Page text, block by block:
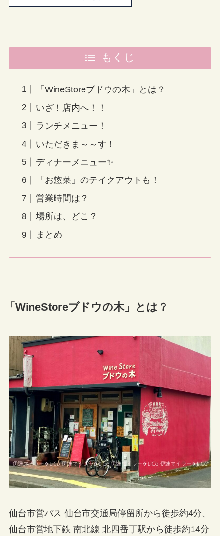
もくじ
「WineStoreブドウの木」とは？
いざ！店内へ！！
ランチメニュー！
いただきま～～す！
ディナーメニュー✨
「お惣菜」のテイクアウトも！
営業時間は？
場所は、どこ？
まとめ
「WineStoreブドウの木」とは？
仙台市営バス 仙台市交通局停留所から徒歩約4分、
仙台市営地下鉄 南北線 北四番丁駅から徒歩約14分